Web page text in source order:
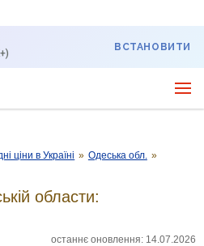
ВСТАНОВИТИ
ціни в Україні » Одеська обл. »
области:
останнє оновлення: 14.07.2026